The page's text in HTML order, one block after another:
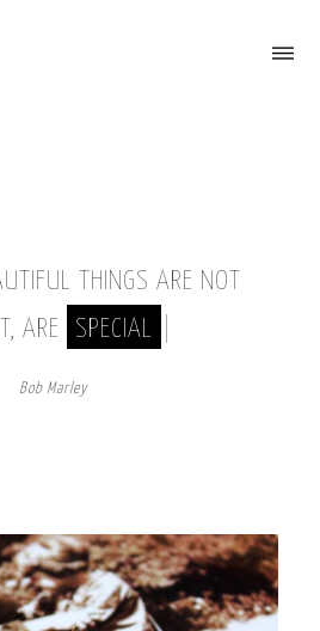
Attiva/Disattiva il menù
THINGS ARE NOT
ARE
SPECIAL
Bob Marley